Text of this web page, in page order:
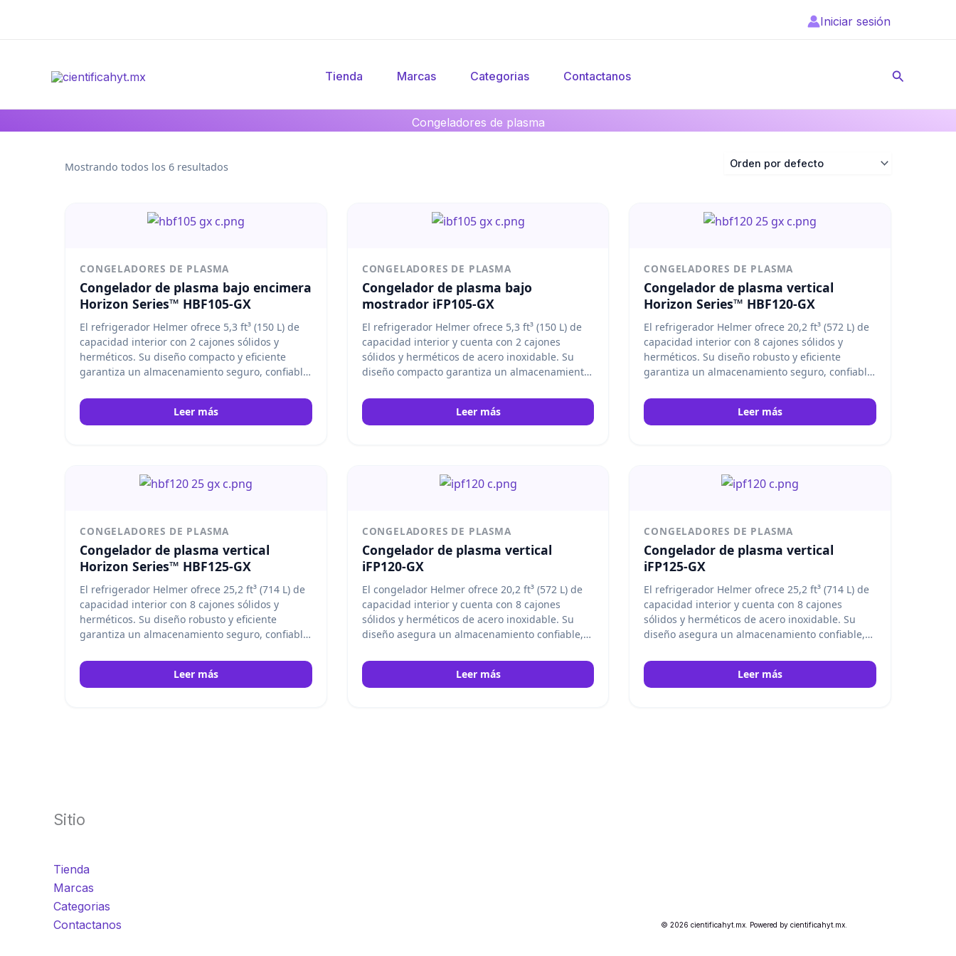
Iniciar sesión
Tienda Marcas Categorias Contactanos Buscar
Congeladores de plasma
Mostrando todos los 6 resultados
CONGELADORES DE PLASMA
Congelador de plasma bajo encimera
Horizon Series™ HBF105-GX
El refrigerador Helmer ofrece 5,3 ft³ (150 L) de
capacidad interior con 2 cajones sólidos y
herméticos. Su diseño compacto y eficiente
garantiza un almacenamiento seguro, confiable
y aplicaciones médicas profesionales. Helmer
Leer más
CONGELADORES DE PLASMA
Congelador de plasma bajo
mostrador iFP105-GX
El refrigerador Helmer ofrece 5,3 ft³ (150 L) de
capacidad interior y cuenta con 2 cajones
sólidos y herméticos de acero inoxidable. Su
diseño compacto garantiza un almacenamiento
sangre y aplicaciones médicas especializadas.
Helmer
Leer más
CONGELADORES DE PLASMA
Congelador de plasma vertical
Horizon Series™ HBF120-GX
El refrigerador Helmer ofrece 20,2 ft³ (572 L) de
capacidad interior con 8 cajones sólidos y
herméticos. Su diseño robusto y eficiente
garantiza un almacenamiento seguro, confiable
y aplicaciones médicas profesionales. Helmer
Leer más
CONGELADORES DE PLASMA
Congelador de plasma vertical
Horizon Series™ HBF125-GX
El refrigerador Helmer ofrece 25,2 ft³ (714 L) de
capacidad interior con 8 cajones sólidos y
herméticos. Su diseño robusto y eficiente
garantiza un almacenamiento seguro, confiable
y aplicaciones médicas profesionales. Helmer
Leer más
CONGELADORES DE PLASMA
Congelador de plasma vertical
iFP120-GX
El congelador Helmer ofrece 20,2 ft³ (572 L) de
capacidad interior y cuenta con 8 cajones
sólidos y herméticos de acero inoxidable. Su
diseño asegura un almacenamiento confiable,
aplicaciones médicas de alta exigencia. Helmer
Leer más
CONGELADORES DE PLASMA
Congelador de plasma vertical
iFP125-GX
El refrigerador Helmer ofrece 25,2 ft³ (714 L) de
capacidad interior y cuenta con 8 cajones
sólidos y herméticos de acero inoxidable. Su
diseño asegura un almacenamiento confiable,
aplicaciones médicas de alta exigencia. Helmer
Leer más
Sitio
Tienda
Marcas
Categorias
Contactanos
© 2026 cientificahyt.mx. Powered by cientificahyt.mx.